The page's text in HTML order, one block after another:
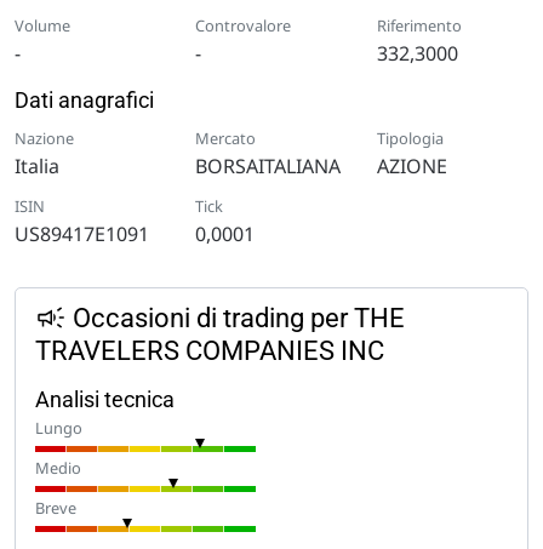
Volume
-
Controvalore
-
Riferimento
332,3000
Dati anagrafici
Nazione
Italia
Mercato
BORSAITALIANA
Tipologia
AZIONE
ISIN
US89417E1091
Tick
0,0001
Occasioni di trading per THE
TRAVELERS COMPANIES INC
Analisi tecnica
Lungo
Medio
Breve